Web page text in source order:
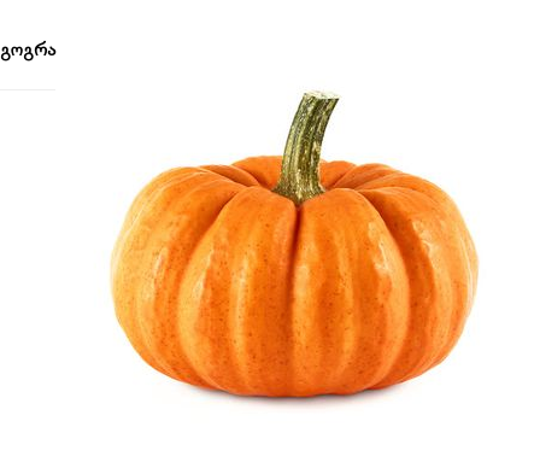
გოგრა